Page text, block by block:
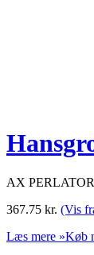
AX
367.75 kr. (Vis
Læs mere »Køb